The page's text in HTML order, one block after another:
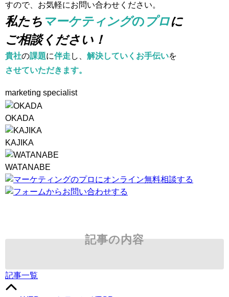
すので、お気軽にお問い合わせください。
私たち マーケティングの プロに
ご相談ください！
貴社の課題に伴走 し、 解決していくお手伝いを
させていただきます。
marketing specialist
OKADA
KAJIKA
WATANABE
記事の内容
記事一覧